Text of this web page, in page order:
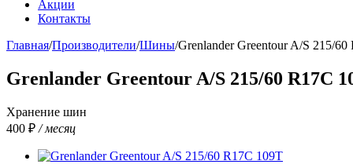
Акции
Контакты
Главная/Производители/Шины/Grenlander Greentour A/S 215/60
Grenlander Greentour A/S 215/60 R17C
Хранение шин
400 ₽ / месяц